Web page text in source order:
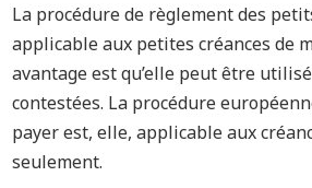
La procédure de règlement des
applicable aux petites créances de
avantage est qu’elle peut être
contestées. La procédure
payer est, elle, applicable aux
seulement.